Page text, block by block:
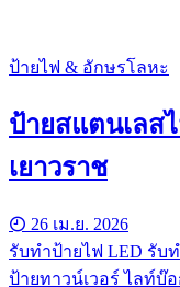
ป้ายไฟ & อักษรโลหะ
ป้ายสแตนเลส
เยาวราช
26 เม.ย. 2026
รับทําป้ายไฟ LED รับ
ป้ายทาวน์เวอร์ ไลท์บ๊